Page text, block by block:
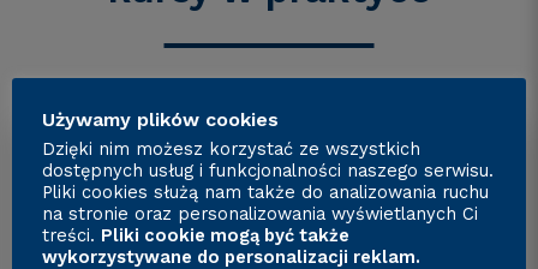
Używamy plików cookies
Dzięki nim możesz korzystać ze wszystkich
dostępnych usług i funkcjonalności naszego serwisu.
Pliki cookies służą nam także do analizowania ruchu
na stronie oraz personalizowania wyświetlanych Ci
treści. Pliki cookie mogą być także
wykorzystywane do personalizacji reklam.